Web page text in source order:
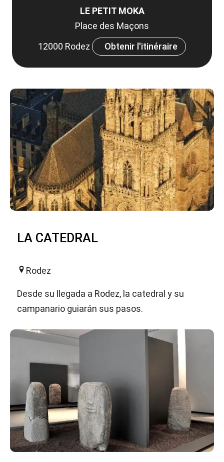
LE PETIT MOKA
Place des Maçons
12000 Rodez
Obtenir l'itinéraire
LA CATEDRAL
Rodez
Desde su llegada a Rodez, la catedral y su
campanario guiarán sus pasos.